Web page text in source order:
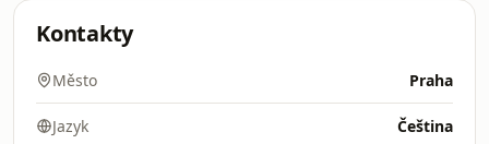
Kontakty
Město Praha
Jazyk Čeština